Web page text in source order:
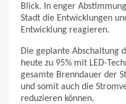
Blick. In enger
Stadt die Entwicklungen
Entwicklung reagieren.
Die geplante Abschaltung
heute zu 95% mit LED-
gesamte Brenndauer der
und somit auch die
reduzieren können.